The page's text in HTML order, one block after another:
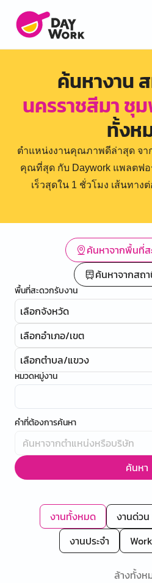
ค้นหางาน
นครราชสีมา ชุ
ทั้งห
ตำแหน่งงานคุณภาพดีล่าสุด จ
คุณที่สุด กับ Daywork แพลตฟ
เร็วสุดใน 1 ชั่วโมง เส้นทา
ค้นหาจากพื้นที่ส
ค้นหาจากสถ
พื้นที่สะดวกรับงาน
เลือกจังหวัด
เลือกอำเภอ/เขต
เลือกตำบล/แขวง
หมวดหมู่งาน
คำที่ต้องการค้นหา
ค้นหา
งานทั้งหมด งานด่วน
งานประจำ
ล้างทั้งห